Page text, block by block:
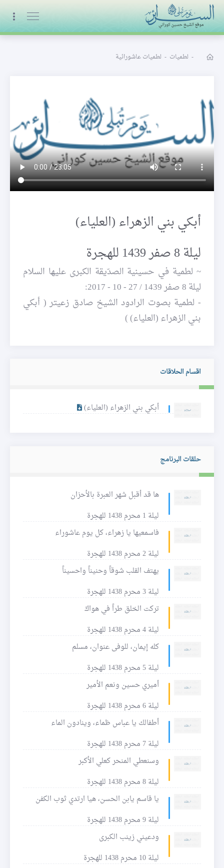
البث المباشر
- لطميات - لطميات عاشورائية
أبكي بني الزهراء (العلياء)
ليلة 8 صفر 1439 للهجرة
~ لطمية في حسينية الصدّيقة الكبرى عليها السلام
ليلة 8 صفر 1439 / 27 - 10 - 2017:
- لطمية بصوت الرادود الشيخ صادق زعيتر ( أبكي
بني الزهراء (العلياء) )
اقسام الحلاقات
أبكي بني الزهراء (العلياء)
حلقات البرنامج
ها قد أقبل شهر العبرة بالأحزان
ليلة 1 محرم 1438 للهجرة
فاسمعيها يا زهراء، كل يوم عاشوراء
ليلة 2 محرم 1438 للهجرة
يهتف القلب شوقاً وحنيناً واحسيناً
ليلة 3 محرم 1438 للهجرة
تركت الخلق طراً في هواكَ
ليلة 4 محرم 1438 للهجرة
كله إيمان، للوفى عنوان، مسلم
ليلة 5 محرم 1438 للهجرة
أميري حسين ونعم الأمير
ليلة 6 محرم 1438 للهجرة
أطفالك يا عباس ظماء، وينادون الماء
ليلة 7 محرم 1438 للهجرة
وسنعطي المنحر كعلي الأكبر
ليلة 8 محرم 1438 للهجرة
يا قاسم يابن الحسن، هيا ارتدي ثوب الكفن
ليلة 9 محرم 1438 للهجرة
ودعيني زينب الكبرى
ليلة 10 محرم 1438 للهجرة